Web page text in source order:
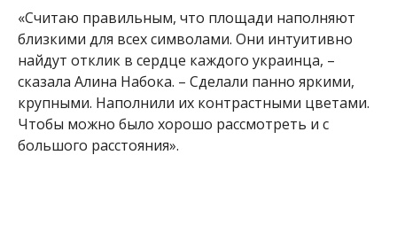
«Считаю правильным, что площади наполняют
близкими для всех символами. Они интуитивно
найдут отклик в сердце каждого украинца, –
сказала Алина Набока. – Сделали панно яркими,
крупными. Наполнили их контрастными цветами.
Чтобы можно было хорошо рассмотреть и с
большого расстояния».